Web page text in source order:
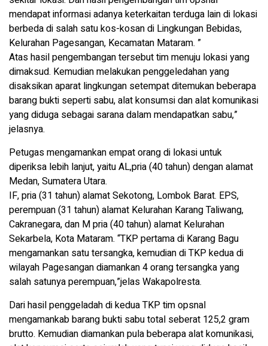
mendapat informasi adanya keterkaitan terduga lain di lokasi
berbeda di salah satu kos-kosan di Lingkungan Bebidas,
Kelurahan Pagesangan, Kecamatan Mataram. ”
Atas hasil pengembangan tersebut tim menuju lokasi yang
dimaksud. Kemudian melakukan penggeledahan yang
disaksikan aparat lingkungan setempat ditemukan beberapa
barang bukti seperti sabu, alat konsumsi dan alat komunikasi
yang diduga sebagai sarana dalam mendapatkan sabu,”
jelasnya.
Petugas mengamankan empat orang di lokasi untuk
diperiksa lebih lanjut, yaitu AL,pria (40 tahun) dengan alamat
Medan, Sumatera Utara.
IF, pria (31 tahun) alamat Sekotong, Lombok Barat. EPS,
perempuan (31 tahun) alamat Kelurahan Karang Taliwang,
Cakranegara, dan M pria (40 tahun) alamat Kelurahan
Sekarbela, Kota Mataram. “TKP pertama di Karang Bagu
mengamankan satu tersangka, kemudian di TKP kedua di
wilayah Pagesangan diamankan 4 orang tersangka yang
salah satunya perempuan,”jelas Wakapolresta.
Dari hasil penggeladah di kedua TKP tim opsnal
mengamankab barang bukti sabu total seberat 125,2 gram
brutto. Kemudian diamankan pula beberapa alat komunikasi,